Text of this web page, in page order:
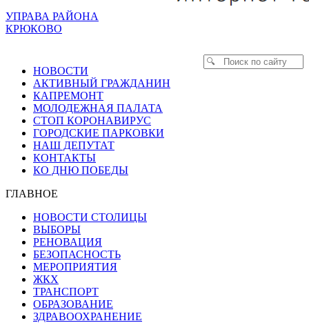
УПРАВА РАЙОНА
КРЮКОВО
НОВОСТИ
АКТИВНЫЙ ГРАЖДАНИН
КАПРЕМОНТ
МОЛОДЕЖНАЯ ПАЛАТА
СТОП КОРОНАВИРУС
ГОРОДСКИЕ ПАРКОВКИ
НАШ ДЕПУТАТ
КОНТАКТЫ
КО ДНЮ ПОБЕДЫ
ГЛАВНОЕ
НОВОСТИ СТОЛИЦЫ
ВЫБОРЫ
РЕНОВАЦИЯ
БЕЗОПАСНОСТЬ
МЕРОПРИЯТИЯ
ЖКХ
ТРАНСПОРТ
ОБРАЗОВАНИЕ
ЗДРАВООХРАНЕНИЕ